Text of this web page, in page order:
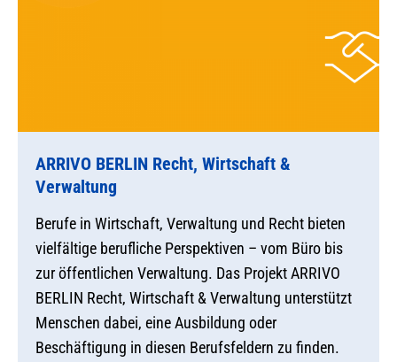
ARRIVO BERLIN Recht, Wirtschaft &
Verwaltung
Berufe in Wirtschaft, Verwaltung und Recht bieten
vielfältige berufliche Perspektiven – vom Büro bis
zur öffentlichen Verwaltung. Das Projekt ARRIVO
BERLIN Recht, Wirtschaft & Verwaltung unterstützt
Menschen dabei, eine Ausbildung oder
Beschäftigung in diesen Berufsfeldern zu finden.